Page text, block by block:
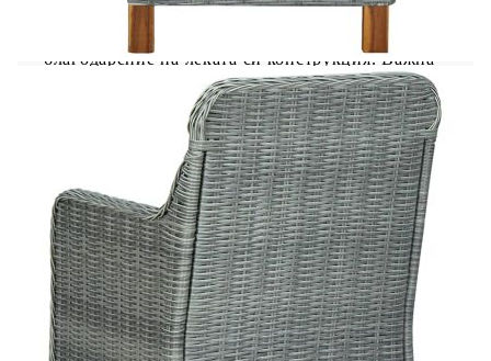
допринасят за нейната здравина и устойчивост.
Тези градински столове се преместват лесно
благодарение на леката си конструкция. Важна
забележка: Препоръчваме покриването на
трапезния комплект по време на дъжд, сняг и
скреж с цел максимално продължителна
Материал: Акациево дърво масив с
маслено покритие
Размери: 85 х 85 х 74 см (Д x Ш x В)
Стол:
Цвят: Светлосив